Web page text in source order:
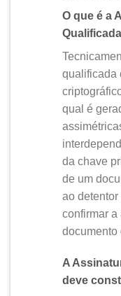
O que é a
qualificada
qual é
da chave
de um
ao
confirmar a
documento
A
deve